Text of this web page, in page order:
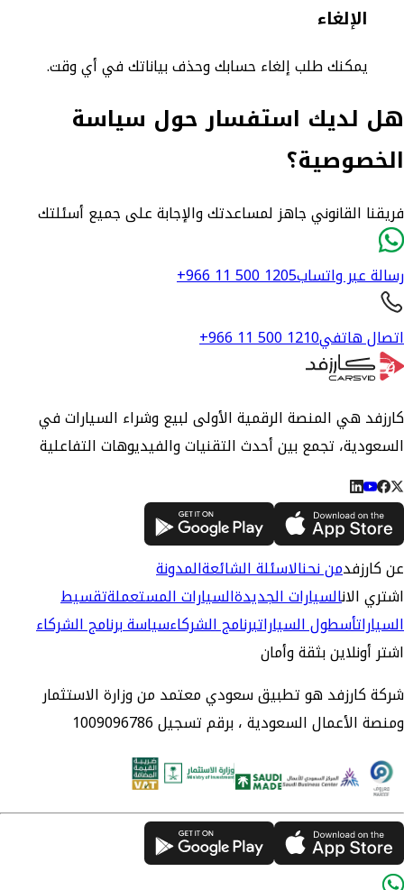
الإلغاء
يمكنك طلب إلغاء حسابك وحذف بياناتك في أي وقت.
هل لديك استفسار حول سياسة
الخصوصية؟
فريقنا القانوني جاهز لمساعدتك والإجابة على جميع أسئلتك
رسالة عبر واتساب+966 11 500 1205
اتصال هاتفي+966 11 500 1210
كارزفد هي المنصة الرقمية الأولى لبيع وشراء السيارات في
السعودية، تجمع بين أحدث التقنيات والفيديوهات التفاعلية
عن كارزفدمن نحنالاسئلة الشائعةالمدونة
اشتري الانالسيارات الجديدةالسيارات المستعملةتقسيط
السياراتأسطول السياراتبرنامج الشركاءسياسة برنامج الشركاء
اشتر أونلاين بثقة وأمان
شركة كارزفد هو تطبيق سعودي معتمد من وزارة الاستثمار
ومنصة الأعمال السعودية ، برقم تسجيل 1009096786